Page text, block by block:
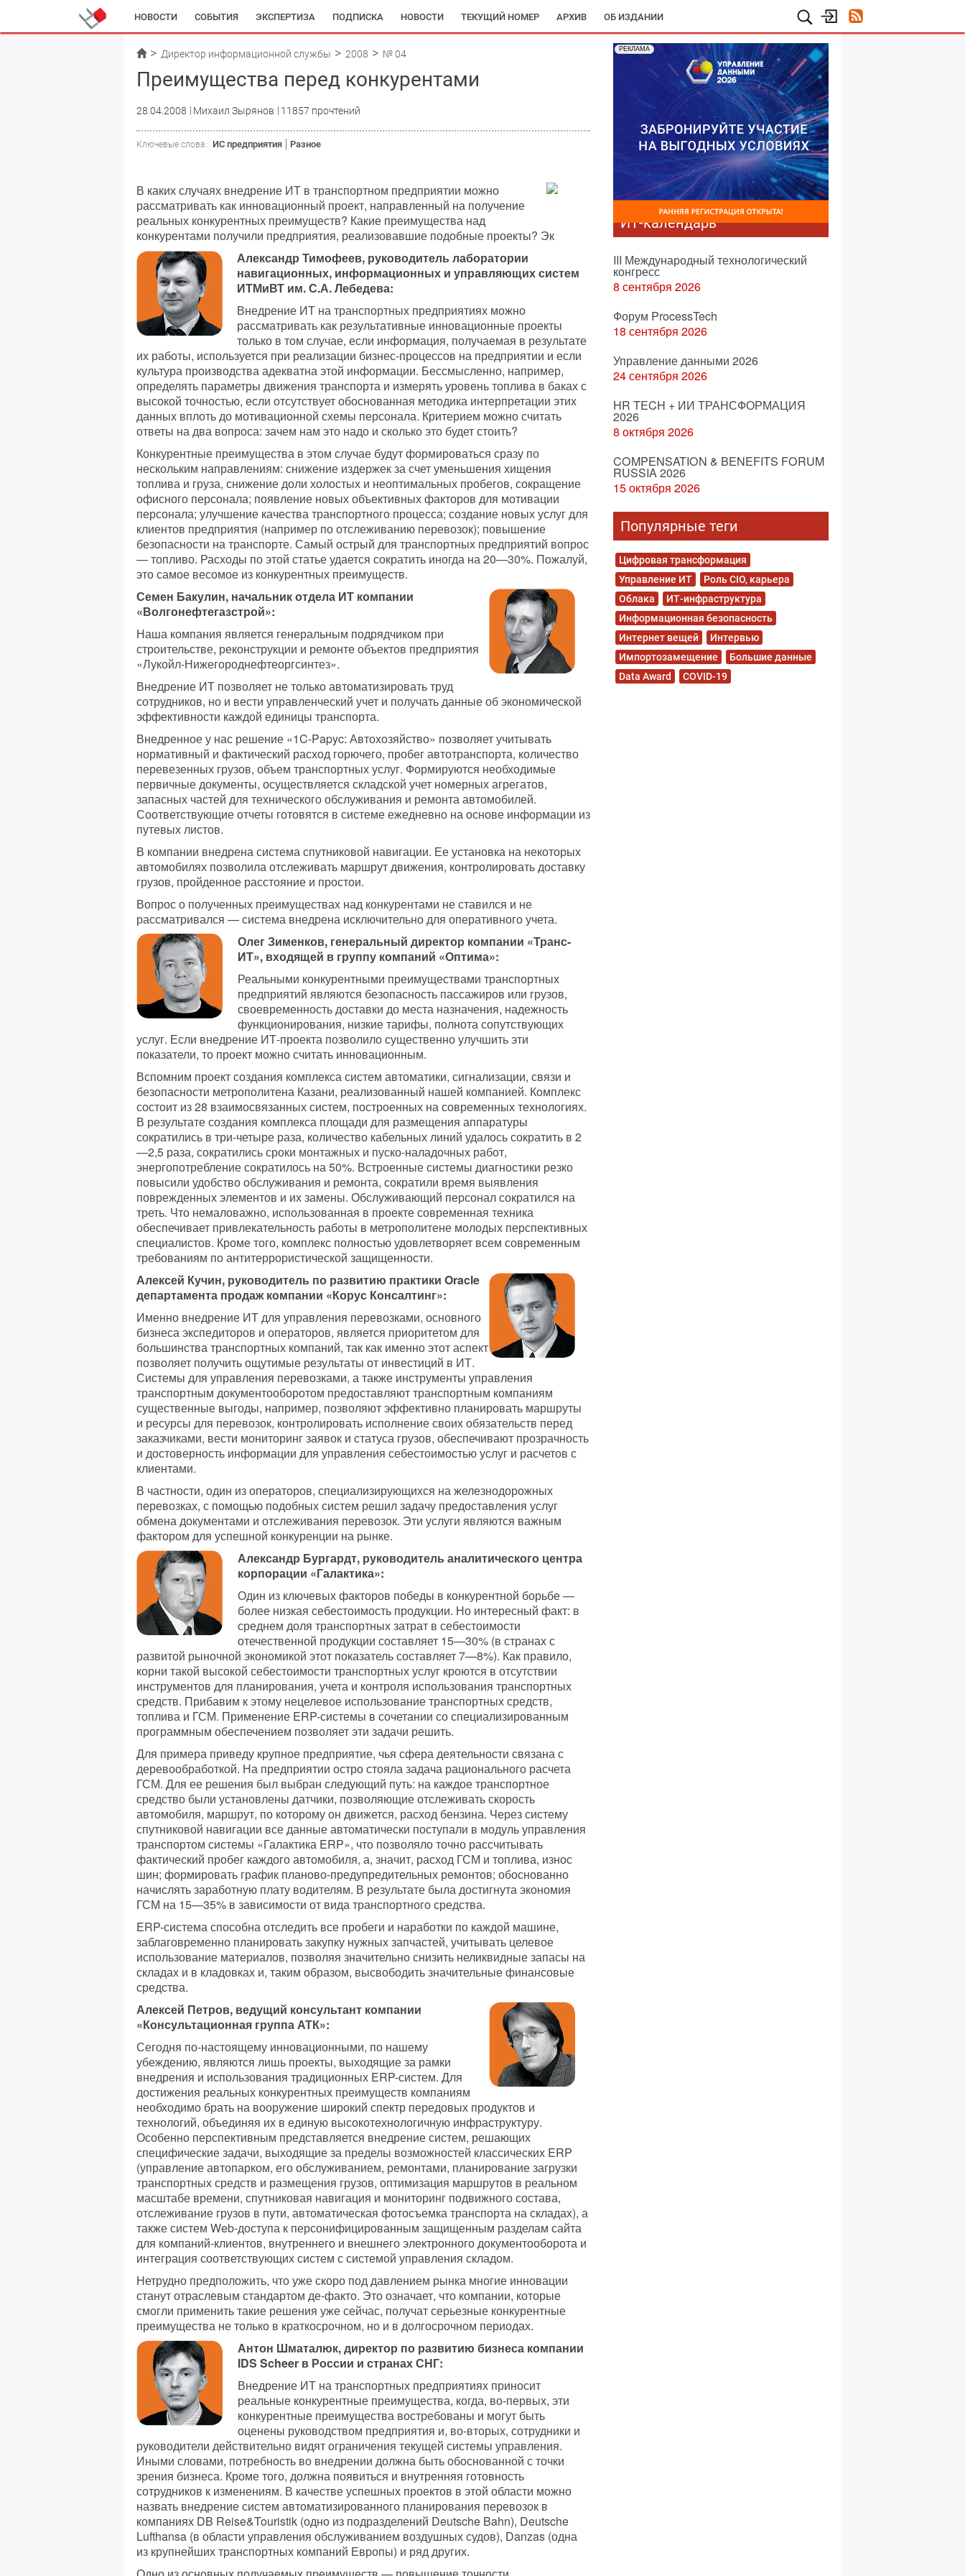
НОВОСТИ СОБЫТИЯ ЭКСПЕРТИЗА ПОДПИСКА НОВОСТИ ТЕКУЩИЙ НОМЕР АРХИВ ОБ ИЗДАНИИ
Директор информационной службы 2008 № 04
Преимущества перед конкурентами
28.04.2008 Михаил Зырянов 11857 прочтений
Ключевые слова : ИС предприятия Разное
В каких случаях внедрение ИТ в транспортном предприятии можно
рассматривать как инновационный проект, направленный на получение
реальных конкурентных преимуществ? Какие преимущества над
конкурентами получили предприятия, реализовавшие подобные проекты? Эк
Александр Тимофеев, руководитель лаборатории
навигационных, информационных и управляющих систем
ИТМиВТ им. С.А. Лебедева:
Внедрение ИТ на транспортных предприятиях можно
рассматривать как результативные инновационные проекты
только в том случае, если информация, получаемая в результате
их работы, используется при реализации бизнес-процессов на предприятии и если
культура производства адекватна этой информации. Бессмысленно, например,
определять параметры движения транспорта и измерять уровень топлива в баках с
высокой точностью, если отсутствует обоснованная методика интерпретации этих
данных вплоть до мотивационной схемы персонала. Критерием можно считать
ответы на два вопроса: зачем нам это надо и сколько это будет стоить?
Конкурентные преимущества в этом случае будут формироваться сразу по
нескольким направлениям: снижение издержек за счет уменьшения хищения
топлива и груза, снижение доли холостых и неоптимальных пробегов, сокращение
офисного персонала; появление новых объективных факторов для мотивации
персонала; улучшение качества транспортного процесса; создание новых услуг для
клиентов предприятия (например по отслеживанию перевозок); повышение
безопасности на транспорте. Самый острый для транспортных предприятий вопрос
— топливо. Расходы по этой статье удается сократить иногда на 20—30%. Пожалуй,
это самое весомое из конкурентных преимуществ.
Семен Бакулин, начальник отдела ИТ компании
«Волгонефтегазстрой»:
Наша компания является генеральным подрядчиком при
строительстве, реконструкции и ремонте объектов предприятия
«Лукойл-Нижегороднефтеоргсинтез».
Внедрение ИТ позволяет не только автоматизировать труд
сотрудников, но и вести управленческий учет и получать данные об экономической
эффективности каждой единицы транспорта.
Внедренное у нас решение «1C-Papyc: Автохозяйство» позволяет учитывать
нормативный и фактический расход горючего, пробег автотранспорта, количество
перевезенных грузов, объем транспортных услуг. Формируются необходимые
первичные документы, осуществляется складской учет номерных агрегатов,
запасных частей для технического обслуживания и ремонта автомобилей.
Соответствующие отчеты готовятся в системе ежедневно на основе информации из
путевых листов.
В компании внедрена система спутниковой навигации. Ее установка на некоторых
автомобилях позволила отслеживать маршрут движения, контролировать доставку
грузов, пройденное расстояние и простои.
Вопрос о полученных преимуществах над конкурентами не ставился и не
рассматривался — система внедрена исключительно для оперативного учета.
Олег Зименков, генеральный директор компании «Транс-
ИТ», входящей в группу компаний «Оптима»:
Реальными конкурентными преимуществами транспортных
предприятий являются безопасность пассажиров или грузов,
своевременность доставки до места назначения, надежность
функционирования, низкие тарифы, полнота сопутствующих
услуг. Если внедрение ИТ-проекта позволило существенно улучшить эти
показатели, то проект можно считать инновационным.
Вспомним проект создания комплекса систем автоматики, сигнализации, связи и
безопасности метрополитена Казани, реализованный нашей компанией. Комплекс
состоит из 28 взаимосвязанных систем, построенных на современных технологиях.
В результате создания комплекса площади для размещения аппаратуры
сократились в три-четыре раза, количество кабельных линий удалось сократить в 2
—2,5 раза, сократились сроки монтажных и пуско-наладочных работ,
энергопотребление сократилось на 50%. Встроенные системы диагностики резко
повысили удобство обслуживания и ремонта, сократили время выявления
поврежденных элементов и их замены. Обслуживающий персонал сократился на
треть. Что немаловажно, использованная в проекте современная техника
обеспечивает привлекательность работы в метрополитене молодых перспективных
специалистов. Кроме того, комплекс полностью удовлетворяет всем современным
требованиям по антитеррористической защищенности.
Алексей Кучин, руководитель по развитию практики Oracle
департамента продаж компании «Корус Консалтинг»:
Именно внедрение ИТ для управления перевозками, основного
бизнеса экспедиторов и операторов, является приоритетом для
большинства транспортных компаний, так как именно этот аспект
позволяет получить ощутимые результаты от инвестиций в ИТ.
Системы для управления перевозками, а также инструменты управления
транспортным документооборотом предоставляют транспортным компаниям
существенные выгоды, например, позволяют эффективно планировать маршруты
и ресурсы для перевозок, контролировать исполнение своих обязательств перед
заказчиками, вести мониторинг заявок и статуса грузов, обеспечивают прозрачность
и достоверность информации для управления себестоимостью услуг и расчетов с
клиентами.
В частности, один из операторов, специализирующихся на железнодорожных
перевозках, с помощью подобных систем решил задачу предоставления услуг
обмена документами и отслеживания перевозок. Эти услуги являются важным
фактором для успешной конкуренции на рынке.
Александр Бургардт, руководитель аналитического центра
корпорации «Галактика»:
Один из ключевых факторов победы в конкурентной борьбе —
более низкая себестоимость продукции. Но интересный факт: в
среднем доля транспортных затрат в себестоимости
отечественной продукции составляет 15—30% (в странах с
развитой рыночной экономикой этот показатель составляет 7—8%). Как правило,
корни такой высокой себестоимости транспортных услуг кроются в отсутствии
инструментов для планирования, учета и контроля использования транспортных
средств. Прибавим к этому нецелевое использование транспортных средств,
топлива и ГСМ. Применение ERP-системы в сочетании со специализированным
программным обеспечением позволяет эти задачи решить.
Для примера приведу крупное предприятие, чья сфера деятельности связана с
деревообработкой. На предприятии остро стояла задача рационального расчета
ГСМ. Для ее решения был выбран следующий путь: на каждое транспортное
средство были установлены датчики, позволяющие отслеживать скорость
автомобиля, маршрут, по которому он движется, расход бензина. Через систему
спутниковой навигации все данные автоматически поступали в модуль управления
транспортом системы «Галактика ERP», что позволяло точно рассчитывать
фактический пробег каждого автомобиля, а, значит, расход ГСМ и топлива, износ
шин; формировать график планово-предупредительных ремонтов; обоснованно
начислять заработную плату водителям. В результате была достигнута экономия
ГСМ на 15—35% в зависимости от вида транспортного средства.
ERP-система способна отследить все пробеги и наработки по каждой машине,
заблаговременно планировать закупку нужных запчастей, учитывать целевое
использование материалов, позволяя значительно снизить неликвидные запасы на
складах и в кладовках и, таким образом, высвободить значительные финансовые
средства.
Алексей Петров, ведущий консультант компании
«Консультационная группа АТК»:
Сегодня по-настоящему инновационными, по нашему
убеждению, являются лишь проекты, выходящие за рамки
внедрения и использования традиционных ERP-систем. Для
достижения реальных конкурентных преимуществ компаниям
необходимо брать на вооружение широкий спектр передовых продуктов и
технологий, объединяя их в единую высокотехнологичную инфраструктуру.
Особенно перспективным представляется внедрение систем, решающих
специфические задачи, выходящие за пределы возможностей классических ERP
(управление автопарком, его обслуживанием, ремонтами, планирование загрузки
транспортных средств и размещения грузов, оптимизация маршрутов в реальном
масштабе времени, спутниковая навигация и мониторинг подвижного состава,
отслеживание грузов в пути, автоматическая фотосъемка транспорта на складах), а
также систем Web-доступа к персонифицированным защищенным разделам сайта
для компаний-клиентов, внутреннего и внешнего электронного документооборота и
интеграция соответствующих систем с системой управления складом.
Нетрудно предположить, что уже скоро под давлением рынка многие инновации
станут отраслевым стандартом де-факто. Это означает, что компании, которые
смогли применить такие решения уже сейчас, получат серьезные конкурентные
преимущества не только в краткосрочном, но и в долгосрочном периодах.
Антон Шматалюк, директор по развитию бизнеса компании
IDS Scheer в России и странах СНГ:
Внедрение ИТ на транспортных предприятиях приносит
реальные конкурентные преимущества, когда, во-первых, эти
конкурентные преимущества востребованы и могут быть
оценены руководством предприятия и, во-вторых, сотрудники и
руководители действительно видят ограничения текущей системы управления.
Иными словами, потребность во внедрении должна быть обоснованной с точки
зрения бизнеса. Кроме того, должна появиться и внутренняя готовность
сотрудников к изменениям. В качестве успешных проектов в этой области можно
назвать внедрение систем автоматизированного планирования перевозок в
компаниях DB Reise&Touristik (одно из подразделений Deutsche Bahn), Deutsche
Lufthansa (в области управления обслуживанием воздушных судов), Danzas (одна
из крупнейших транспортных компаний Европы) и ряд других.
РЕКЛАМА
ИТ-календарь
III Международный технологический
конгресс
8 сентября 2026
Форум ProcessTech
18 сентября 2026
Управление данными 2026
24 сентября 2026
HR TECH + ИИ ТРАНСФОРМАЦИЯ
2026
8 октября 2026
COMPENSATION & BENEFITS FORUM
RUSSIA 2026
15 октября 2026
Популярные теги
Цифровая трансформация
Управление ИТ
Роль CIO, карьера
Облака
ИТ-инфраструктура
Информационная безопасность
Интернет вещей
Интервью
Импортозамещение
Большие данные
Data Award
COVID-19